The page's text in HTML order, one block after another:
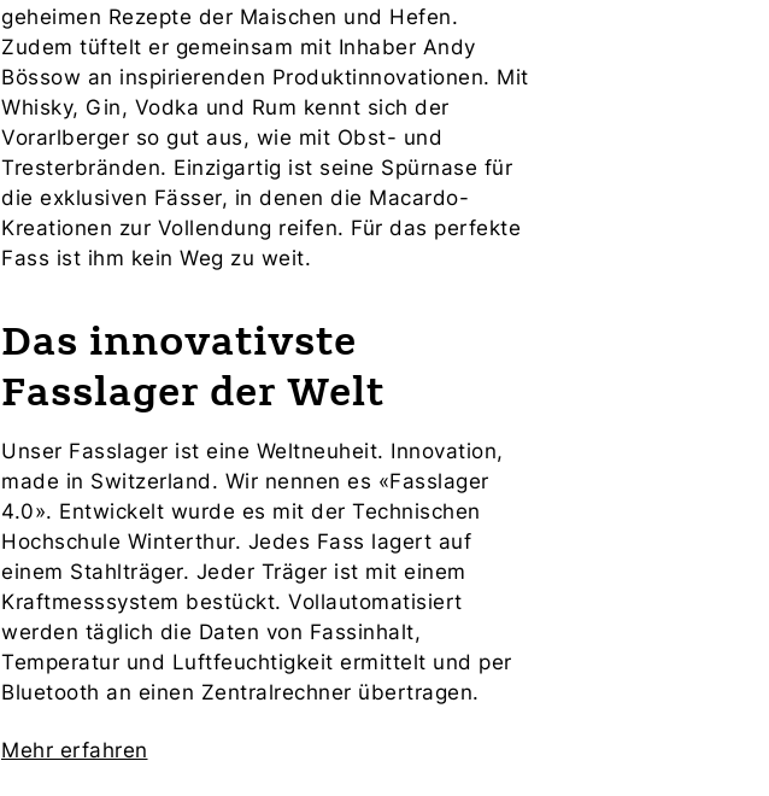
geheimen Rezepte der Maischen und Hefen.
Zudem tüftelt er gemeinsam mit Inhaber Andy
Bössow an inspirierenden Produktinnovationen. Mit
Whisky, Gin, Vodka und Rum kennt sich der
Vorarlberger so gut aus, wie mit Obst- und
Tresterbränden. Einzigartig ist seine Spürnase für
die exklusiven Fässer, in denen die Macardo-
Kreationen zur Vollendung reifen. Für das perfekte
Fass ist ihm kein Weg zu weit.
Das innovativste
Fasslager der Welt
Unser Fasslager ist eine Weltneuheit. Innovation,
made in Switzerland. Wir nennen es «Fasslager
4.0». Entwickelt wurde es mit der Technischen
Hochschule Winterthur. Jedes Fass lagert auf
einem Stahlträger. Jeder Träger ist mit einem
Kraftmesssystem bestückt. Vollautomatisiert
werden täglich die Daten von Fassinhalt,
Temperatur und Luftfeuchtigkeit ermittelt und per
Bluetooth an einen Zentralrechner übertragen.
Mehr erfahren